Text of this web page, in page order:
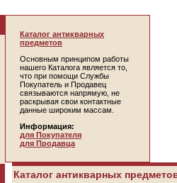
Каталог антикварных
предметов
Основным принципом работы
нашего Каталога является то,
что при помощи Службы
Покупатель и Продавец
связываются напрямую, не
раскрывая свои контактные
данные широким массам.
Информация:
для Покупателя
для Продавца
Каталог антикварных